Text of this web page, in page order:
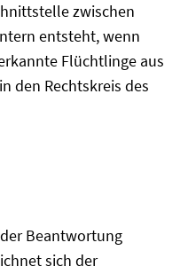
zwischen
entsteht, wenn
Flüchtlinge aus
den Rechtskreis des
Beantwortung
sich der